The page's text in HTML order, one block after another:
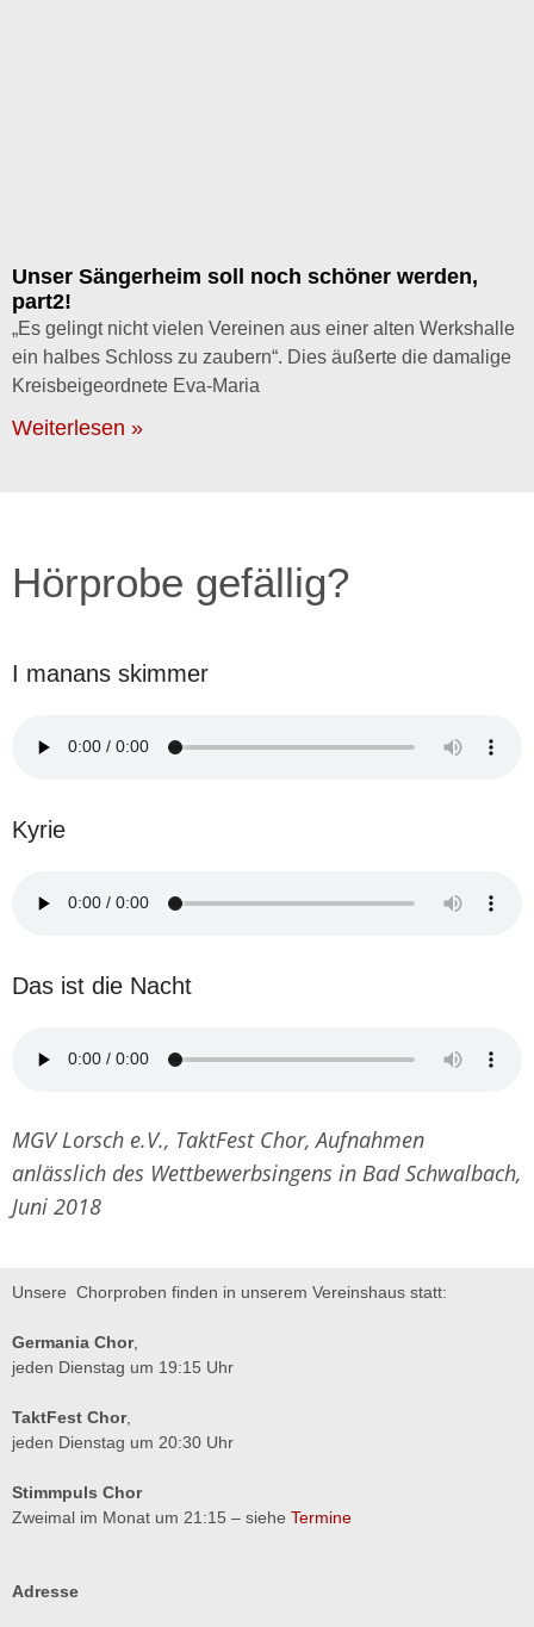
Unser Sängerheim soll noch schöner werden,
part2!
„Es gelingt nicht vielen Vereinen aus einer alten Werkshalle
ein halbes Schloss zu zaubern“. Dies äußerte die damalige
Kreisbeigeordnete Eva-Maria
Weiterlesen »
Hörprobe gefällig?
I manans skimmer
Kyrie
Das ist die Nacht
MGV Lorsch e.V., TaktFest Chor, Aufnahmen
anlässlich des Wettbewerbsingens in Bad Schwalbach,
Juni 2018
Unsere Chorproben finden in unserem Vereinshaus statt:
Germania Chor,
jeden Dienstag um 19:15 Uhr
TaktFest Chor,
jeden Dienstag um 20:30 Uhr
Stimmpuls Chor
Zweimal im Monat um 21:15 – siehe Termine
Adresse